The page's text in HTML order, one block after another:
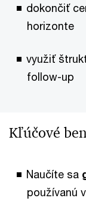
dokončiť
horizonte
využiť
follow-up
Kľúčové
Naučíte sa
používanú